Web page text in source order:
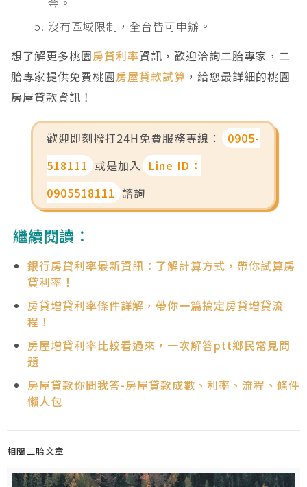
沒有區域限制，全台皆可申辦。
想了解更多桃園房貸利率資訊，歡迎洽詢二胎專家，二
胎專家提供免費桃園房屋貸款試算 ，給您最詳細的桃園
房屋貸款資訊！
歡迎即刻撥打24H免費服務專線：
0905-
518111 或是加入 Line ID：
0905518111 諮詢
繼續閱讀：
銀行房貸利率最新資訊：了解計算方式，帶你試算房
貸利率！
房貸增貸利率條件詳解，帶你一篇搞定房貸增貸流
程！
房屋增貸利率比較看過來，一次解答ptt鄉民常見問
題
房屋貸款你問我答-房屋貸款成數、利率、流程、條件
懶人包
相關二胎文章